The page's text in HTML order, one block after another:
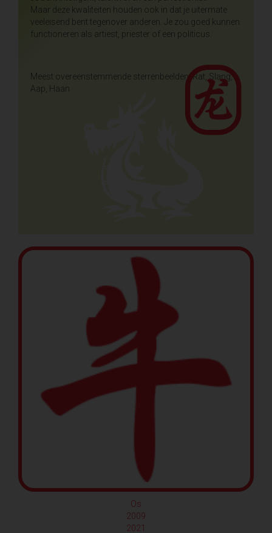
Maar deze kwaliteiten houden ook in dat je uitermate
veeleisend bent tegenover anderen. Je zou goed kunnen
functioneren als artiest, priester of een politicus.
Meest overeenstemmende sterrenbeelden: Rat, Slang,
Aap, Haan
Os
2009
2021